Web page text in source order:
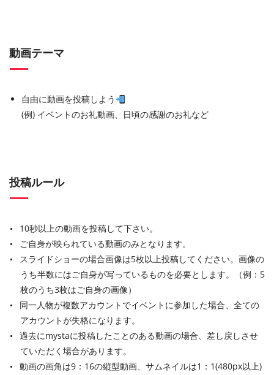
動画テーマ
自由に動画を投稿しよう
(例) イベントのお礼動画、日頃の感謝のお礼など
投稿ルール
10秒以上の動画を投稿して下さい。
ご自身が映られている動画のみとなります。
スライドショーの場合画像は5枚以上投稿してください。画像の
うち半数にはご自身が写っているものを必要とします。（例：5
枚のうち3枚はご自身の画像）
同一人物が複数アカウントでイベントに参加した場合、全ての
アカウントが失格になります。
過去にmystaに投稿したことのある動画の場合、差し戻しさせ
ていただく場合があります。
動画の画角は9：16の縦型動画、サムネイルは1：1(480px以上)